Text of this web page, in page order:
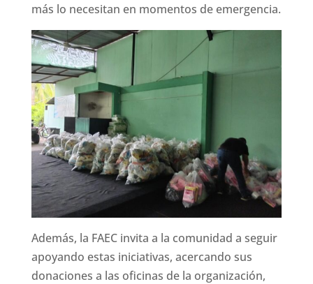
más lo necesitan en momentos de emergencia.
Además, la FAEC invita a la comunidad a seguir
apoyando estas iniciativas, acercando sus
donaciones a las oficinas de la organización,